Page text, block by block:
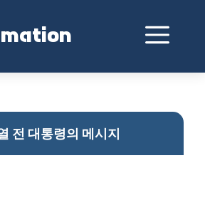
전 대통령의 메시지